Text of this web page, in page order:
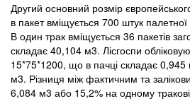
Другий основний розмір
в пакет вміщується 700 штук
В один трак вміщується 36 пакетів
складає 40,104 м3. Лісгоспи
15*75*1200, що в пачці складає 0,945
м3. Різниця між фактичним та
6,084 м3 або 15,2% на одному